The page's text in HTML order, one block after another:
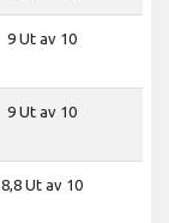
9 Ut av 10
9 Ut av 10
8,8 Ut av 10